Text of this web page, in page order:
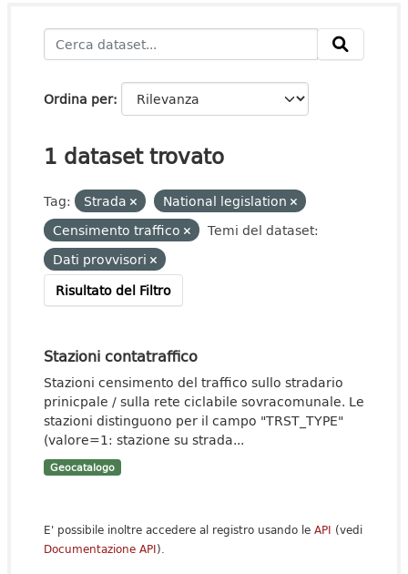
Ordina per
1 dataset trovato
Tag: Strada
National legislation
Censimento traffico
Temi del dataset:
Dati provvisori
Risultato del Filtro
Stazioni contatraffico
Stazioni censimento del traffico sullo stradario
prinicpale / sulla rete ciclabile sovracomunale. Le
stazioni distinguono per il campo "TRST_TYPE"
(valore=1: stazione su strada...
Geocatalogo
E' possibile inoltre accedere al registro usando le API (vedi
Documentazione API).